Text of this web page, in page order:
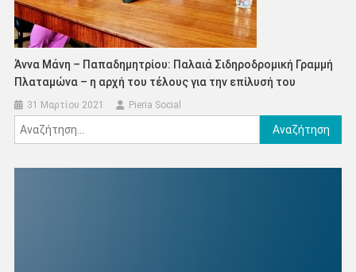
Άννα Μάνη – Παπαδημητρίου: Παλαιά Σιδηροδρομική Γραμμή
Πλαταμώνα – η αρχή του τέλους για την επίλυσή του
31 Μαρτίου 2021 Pieria Social
Αναζήτηση
για: